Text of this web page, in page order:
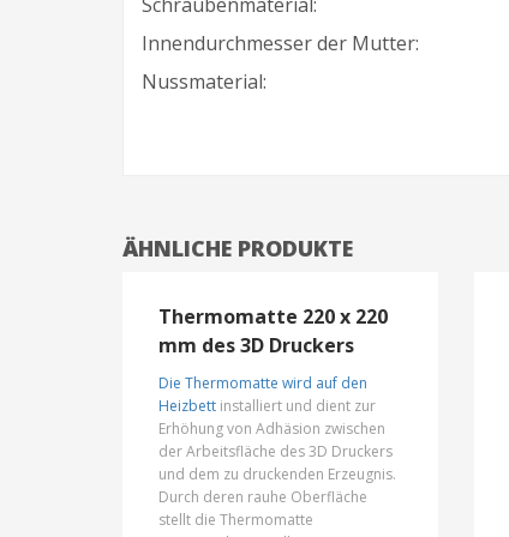
Innendurchmesser der Mutter:
Nussmaterial:
ÄHNLICHE PRODUKTE
Thermomatte 220 х 220
mm des 3D Druckers
Die Thermomatte wird auf den
Heizbett installiert und dient zur
Erhöhung von Adhäsion zwischen
der Arbeitsfläche des 3D Druckers
und dem zu druckenden Erzeugnis.
Durch deren rauhe Oberfläche
stellt die Thermomatte